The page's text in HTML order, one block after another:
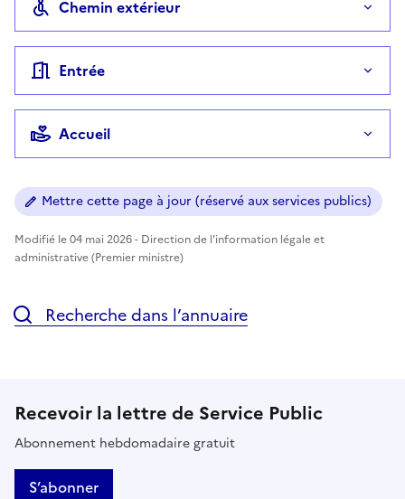
Chemin extérieur
Entrée
Accueil
Mettre cette page à jour (réservé aux services publics)
Modifié le 04 mai 2026 - Direction de l'information légale et
administrative (Premier ministre)
Recherche dans l’annuaire
Recevoir la lettre de Service Public
Abonnement hebdomadaire gratuit
S’abonner